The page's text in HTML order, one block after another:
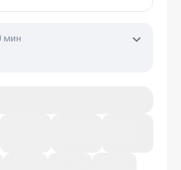
мин